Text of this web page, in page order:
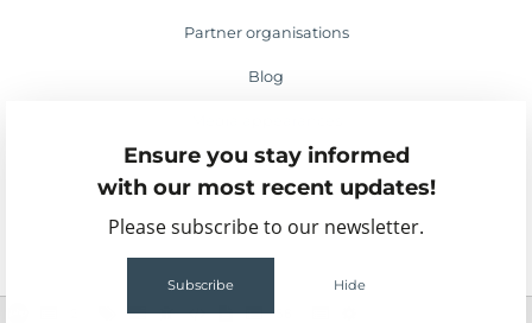
Ensure you stay informed
with our most recent updates!
Please subscribe to our newsletter.
Subscribe Hide
Partner organisations
Blog
Events